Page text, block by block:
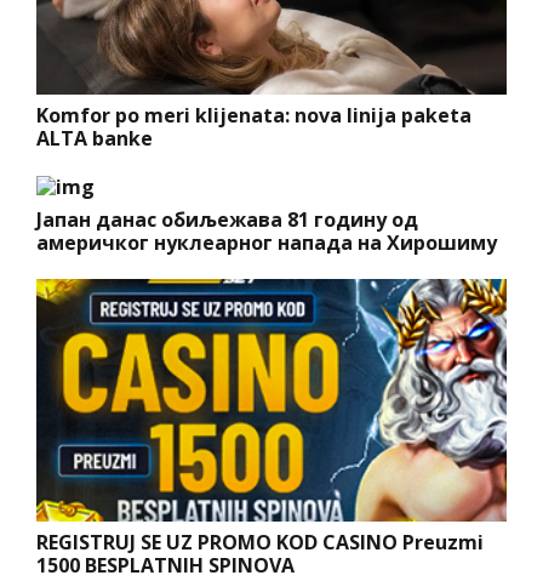
Komfor po meri klijenata: nova linija paketa
ALTA banke
Јапан данас обиљежава 81 годину од
америчког нуклеарног напада на Хирошиму
REGISTRUJ SE UZ PROMO KOD CASINO Preuzmi
1500 BESPLATNIH SPINOVA